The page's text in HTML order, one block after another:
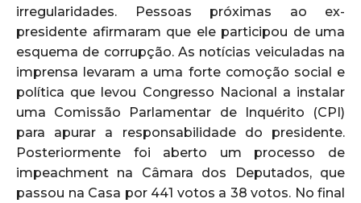
irregularidades. Pessoas próximas ao ex-
presidente afirmaram que ele participou de uma
esquema de corrupção. As notícias veiculadas na
imprensa levaram a uma forte comoção social e
política que levou Congresso Nacional a instalar
uma Comissão Parlamentar de Inquérito (CPI)
para apurar a responsabilidade do presidente.
Posteriormente foi aberto um processo de
impeachment na Câmara dos Deputados, que
passou na Casa por 441 votos a 38 votos. No final